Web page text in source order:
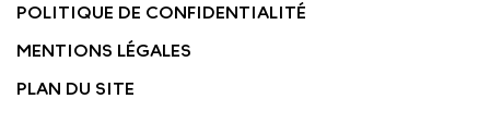
POLITIQUE DE CONFIDENTIALITÉ
MENTIONS LÉGALES
PLAN DU SITE